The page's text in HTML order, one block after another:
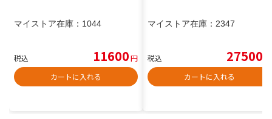
マイストア在庫： 1044
税込 11600円
カートに入れる
マイストア在庫： 2347
税込 27500
カートに入れる